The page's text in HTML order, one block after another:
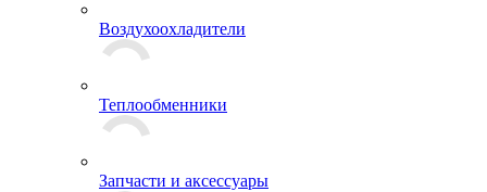
Воздухоохладители
Теплообменники
Запчасти и аксессуары